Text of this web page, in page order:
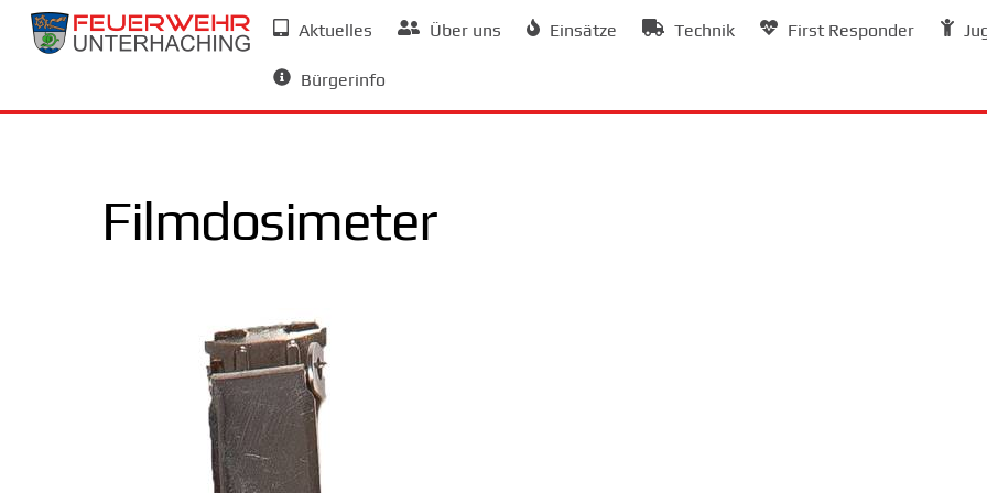
Skip
Aktuelles Über uns Einsätze Technik First Responder
Bürgerinfo
Filmdosimeter